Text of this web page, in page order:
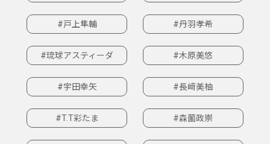
#戸上隼輔 #丹羽孝希
#琉球アスティーダ #木原美悠
#宇田幸矢 #長﨑美柚
#T.T彩たま #森薗政崇